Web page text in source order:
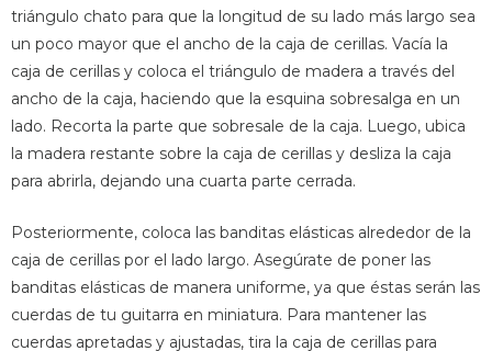
triángulo chato para que la longitud de su lado más largo sea
un poco mayor que el ancho de la caja de cerillas. Vacía la
caja de cerillas y coloca el triángulo de madera a través del
ancho de la caja, haciendo que la esquina sobresalga en un
lado. Recorta la parte que sobresale de la caja. Luego, ubica
la madera restante sobre la caja de cerillas y desliza la caja
para abrirla, dejando una cuarta parte cerrada.
Posteriormente, coloca las banditas elásticas alrededor de la
caja de cerillas por el lado largo. Asegúrate de poner las
banditas elásticas de manera uniforme, ya que éstas serán las
cuerdas de tu guitarra en miniatura. Para mantener las
cuerdas apretadas y ajustadas, tira la caja de cerillas para